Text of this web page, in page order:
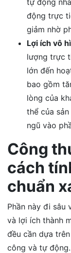
tự động
động trực
giảm nhờ
Lợi ích vô
lượng trực
lớn đến
bao gồm
lòng của
thể của
ngũ vào
Công
cách
chuẩn
Phần này đi sâu
và lợi ích thành
đều cần dựa
công và tự động.